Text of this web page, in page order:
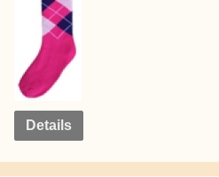
Details